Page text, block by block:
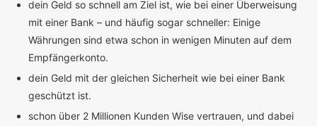
dein Geld so schnell am Ziel ist, wie bei einer Überweisung
mit einer Bank – und häufig sogar schneller: Einige
Währungen sind etwa schon in wenigen Minuten auf dem
Empfängerkonto.
dein Geld mit der gleichen Sicherheit wie bei einer Bank
geschützt ist.
schon über 2 Millionen Kunden Wise vertrauen, und dabei